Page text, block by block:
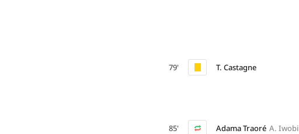
79' T. Castagne
85' Adama Traoré A. Iwobi